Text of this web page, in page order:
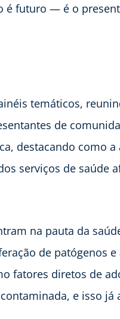
é futuro — é o
temáticos,
de
destacando como a
serviços de saúde
na pauta da
de patógenos
fatores diretos de
e isso já